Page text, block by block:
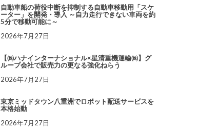
自動車船の荷役中断を抑制する自動車移動用「スケ
ーター」を開発・導入 ～自力走行できない車両を約
5分で移動可能に～
2026年7月27日
【㈱ハナインターナショナル×星清重機運輸㈱】グ
ループ会社で販売力の更なる強化ねらう
2026年7月27日
東京ミッドタウン八重洲でロボット配送サービスを
本格始動
2026年7月27日